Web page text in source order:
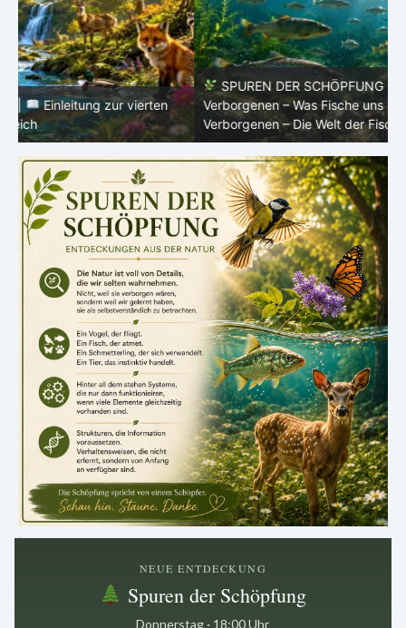
SPUREN DER SCHÖPFUNG |
Episode 8 – Leben im
Verborgenen – Was Fische uns lehren |
Leben im
Verborgenen – Die Welt der Fische
.
NEUE ENTDECKUNG
Spuren der Schöpfung
Donnerstag · 18:00 Uhr